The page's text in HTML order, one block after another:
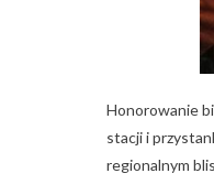
Honorowanie
stacji i
regionalnym